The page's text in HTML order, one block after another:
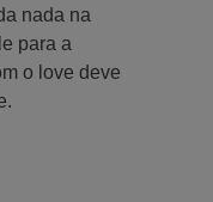
nada na
para a
o love deve